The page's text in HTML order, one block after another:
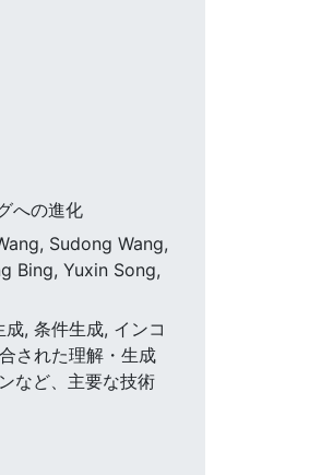
への進化
Sudong Wang,
Bing, Yuxin Song,
, 条件生成, インコ
された理解・生成
など、主要な技術